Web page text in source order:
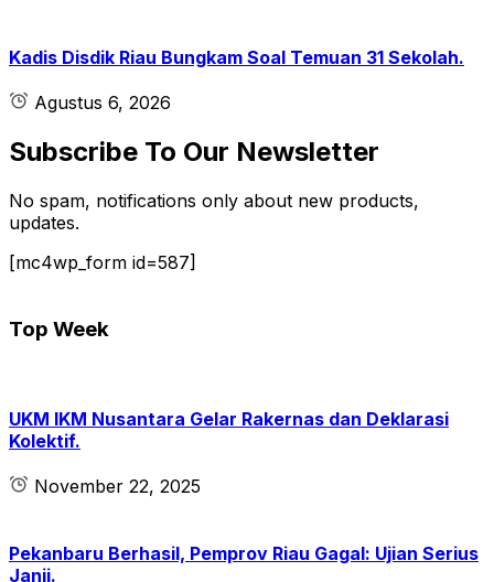
Kadis Disdik Riau Bungkam Soal Temuan 31 Sekolah.
Agustus 6, 2026
Subscribe To Our Newsletter
No spam, notifications only about new products,
updates.
[mc4wp_form id=587]
Top Week
UKM IKM Nusantara Gelar Rakernas dan Deklarasi
Kolektif.
November 22, 2025
Pekanbaru Berhasil, Pemprov Riau Gagal: Ujian Serius
Janji.